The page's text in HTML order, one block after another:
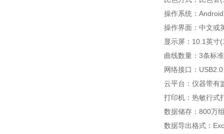
操作系统：
操作界面：中文或
显示屏：10.1英寸
曲线数量：3条标准
网络接口：USB2.0
云平台：仪器带有监
打印机：热敏行式
数据储存：800万组
数据导出格式：